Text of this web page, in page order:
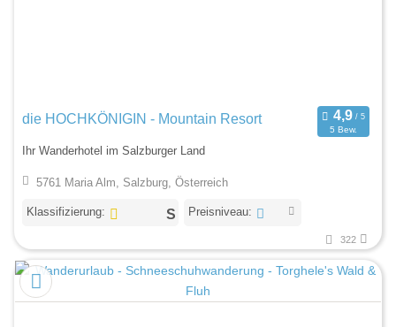
die HOCHKÖNIGIN - Mountain Resort
5 Bew.
Ihr Wanderhotel im Salzburger Land
5761 Maria Alm, Salzburg, Österreich
Klassifizierung: Preisniveau:
322